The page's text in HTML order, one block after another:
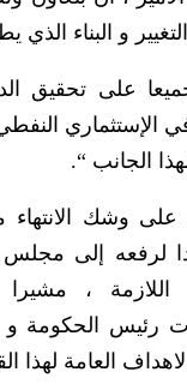
و البناء الذي
على تحقيق
الإستثماري
الجانب “.
على وشك
لرفعه إلى مجلس
اللازمة ،
رئيس الحكومة و
العامة لهذا